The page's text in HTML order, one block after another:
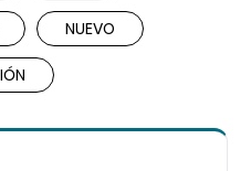
NUEVO